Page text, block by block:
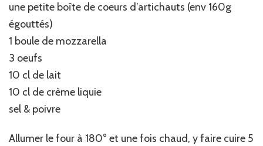
une petite boîte de coeurs d’artichauts (env 160g
égouttés)
1 boule de mozzarella
3 oeufs
10 cl de lait
10 cl de crème liquie
sel & poivre
Allumer le four à 180° et une fois chaud, y faire cuire 5